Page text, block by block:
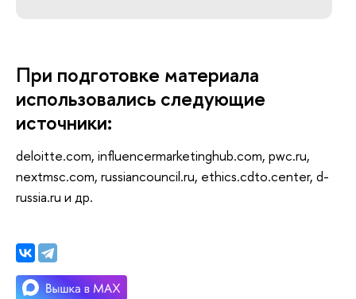
При подготовке материала
использовались следующие
источники:
deloitte.com, influencermarketinghub.com, pwc.ru,
nextmsc.com, russiancouncil.ru, ethics.cdto.center, d-
russia.ru и др.